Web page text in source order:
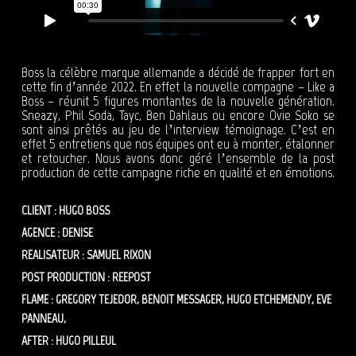
Boss la célèbre marque allemande a décidé de frapper fort en
cette fin d’année 2022. En effet la nouvelle compagne – Like a
Boss – réunit 5 figures montantes de la nouvelle génération.
Sneazy, Phil Soda, Tayc, Ben Dahlaus ou encore Ovie Soko se
sont ainsi prêtés au jeu de l’interview témoignage. C’est en
effet 5 entretiens que nos équipes ont eu à monter, étalonner
et retoucher. Nous avons donc géré l’ensemble de la post
production de cette campagne riche en qualité et en émotions.
CLIENT : HUGO BOSS
AGENCE : DENISE
REALISATEUR : SAMUEL RIXON
POST PRODUCTION : REEPOST
FLAME : GREGORY TEJEDOR, BENOIT MESSAGER, HUGO ETCHEMENDY, EVE
PANNEAU,
AFTER : HUGO PILLEUL